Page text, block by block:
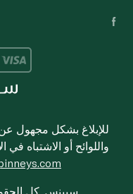
للإبلاغ بشكل مجهول
واللوائح أو الاشتباه
© 2020-2026 سبينس.